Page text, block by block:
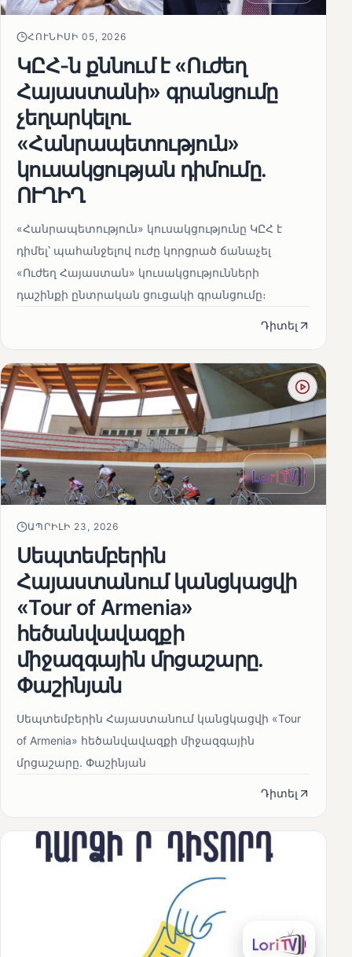
ՀՈՒՆԻՍԻ 05, 2026
ԿԸՀ-ն քննում է «Ուժեղ
Հայաստանի» գրանցումը
չեղարկելու
«Հանրապետություն»
կուսակցության դիմումը.
ՈՒՂԻՂ
«Հանրապետություն» կուսակցությունը ԿԸՀ է
դիմել՝ պահանջելով ուժը կորցրած ճանաչել
«Ուժեղ Հայաստան» կուսակցությունների
դաշինքի ընտրական ցուցակի գրանցումը։
Դիտել
ԱՊՐԻԼԻ 23, 2026
Սեպտեմբերին
Հայաստանում կանցկացվի
«Tour of Armenia»
հեծանվավազքի
միջազգային մրցաշարը.
Փաշինյան
Սեպտեմբերին Հայաստանում կանցկացվի «Tour
of Armenia» հեծանվավազքի միջազգային
մրցաշարը. Փաշինյան
Դիտել